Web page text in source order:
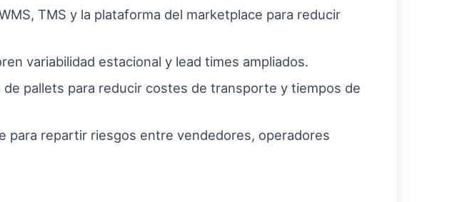
TMS y la plataforma del marketplace para reducir
variabilidad estacional y lead times ampliados.
pallets para reducir costes de transporte y tiempos de
para repartir riesgos entre vendedores, operadores